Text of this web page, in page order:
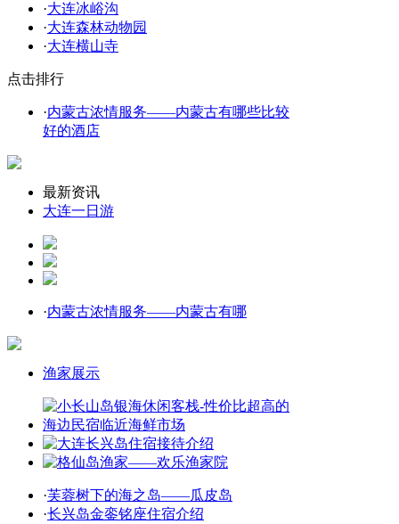
·大连冰峪沟
·大连森林动物园
·大连横山寺
点击排行
·内蒙古浓情服务——内蒙古有哪些比较
好的酒店
最新资讯
大连一日游
·内蒙古浓情服务——内蒙古有哪
渔家展示
·芙蓉树下的海之岛——瓜皮岛
·长兴岛金銮铭座住宿介绍